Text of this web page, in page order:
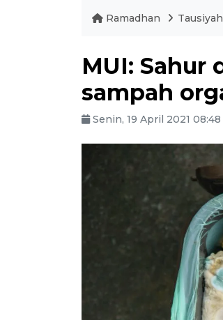
Ramadhan Tausiyah
MUI: Sahur
sampah
Senin, 19 April 2021